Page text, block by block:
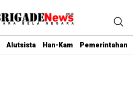
Alutsista Han-Kam Pemerintahan